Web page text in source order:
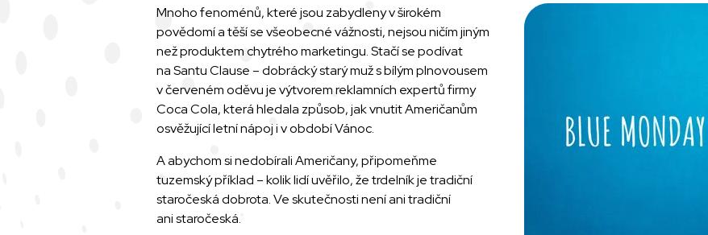
Mnoho fenoménů, které jsou zabydleny v širokém
povědomí a těší se všeobecné vážnosti, nejsou ničím jiným
než produktem chytrého marketingu. Stačí se podívat
na Santu Clause – dobrácký starý muž s bílým plnovousem
v červeném oděvu je výtvorem reklamních expertů firmy
Coca Cola, která hledala způsob, jak vnutit Američanům
osvěžující letní nápoj i v období Vánoc.
A abychom si nedobírali Američany, připomeňme
tuzemský příklad – kolik lidí uvěřilo, že trdelník je tradiční
staročeská dobrota. Ve skutečnosti není ani tradiční
ani staročeská.